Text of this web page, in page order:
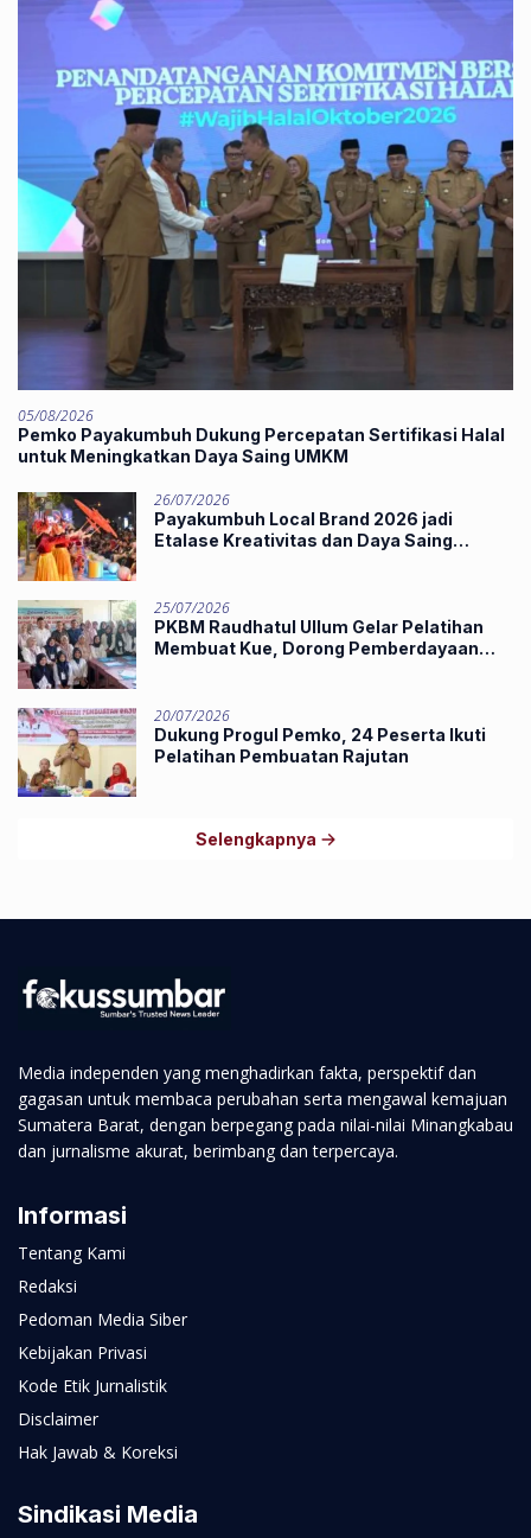
05/08/2026
Pemko Payakumbuh Dukung Percepatan Sertifikasi Halal
untuk Meningkatkan Daya Saing UMKM
26/07/2026
Payakumbuh Local Brand 2026 jadi
Etalase Kreativitas dan Daya Saing
25/07/2026
PKBM Raudhatul Ullum Gelar Pelatihan
Membuat Kue, Dorong Pemberdayaan
20/07/2026
Dukung Progul Pemko, 24 Peserta Ikuti
Pelatihan Pembuatan Rajutan
Selengkapnya
Media independen yang menghadirkan fakta, perspektif dan
gagasan untuk membaca perubahan serta mengawal kemajuan
Sumatera Barat, dengan berpegang pada nilai-nilai Minangkabau
dan jurnalisme akurat, berimbang dan terpercaya.
Informasi
Tentang Kami
Redaksi
Pedoman Media Siber
Kebijakan Privasi
Kode Etik Jurnalistik
Disclaimer
Hak Jawab & Koreksi
Sindikasi Media